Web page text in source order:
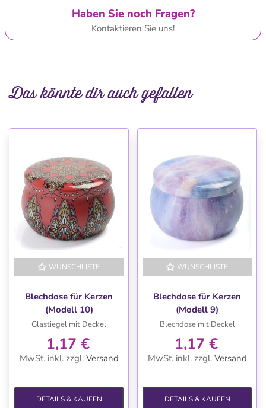
Haben Sie noch Fragen?
Kontaktieren Sie uns!
Das könnte dir auch gefallen
WUNSCHLISTE
Blechdose für Kerzen
(Modell 10)
Glastiegel mit Deckel
1,17 €
MwSt. inkl. zzgl. Versand
DETAILS & KAUFEN
WUNSCHLISTE
Blechdose für Kerzen
(Modell 9)
Blechdose mit Deckel
1,17 €
MwSt. inkl. zzgl. Versand
DETAILS & KAUFEN